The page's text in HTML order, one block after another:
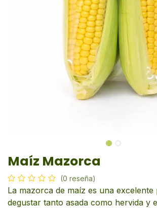
Maíz Mazorca
(0 reseña)
La mazorca de maíz es una
degustar tanto asada como hervida y